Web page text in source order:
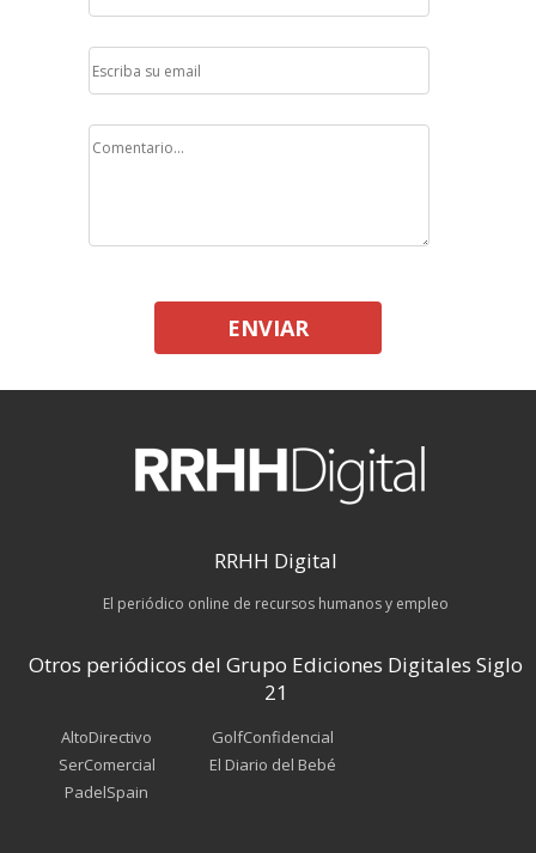
ENVIAR
RRHH Digital
El periódico online de recursos humanos y empleo
Otros periódicos del Grupo Ediciones Digitales Siglo
21
AltoDirectivo
SerComercial
PadelSpain
GolfConfidencial
El Diario del Bebé